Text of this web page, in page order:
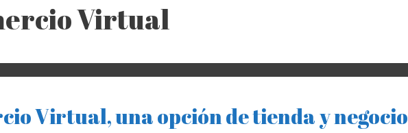
Virtual
Virtual, una opción de tienda y negocio